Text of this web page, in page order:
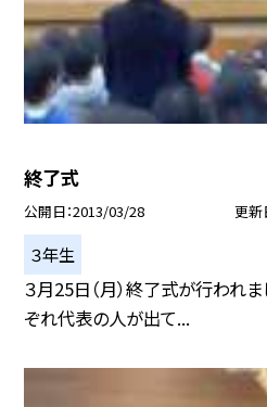
終了式
公開日 2013/03/28 更新
３年生
３月25日（月）終了式が行われま
ぞれ代表の人が出て...